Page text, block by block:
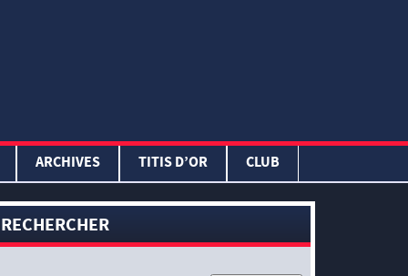
ARCHIVES TITIS D’OR CLUB
RECHERCHER